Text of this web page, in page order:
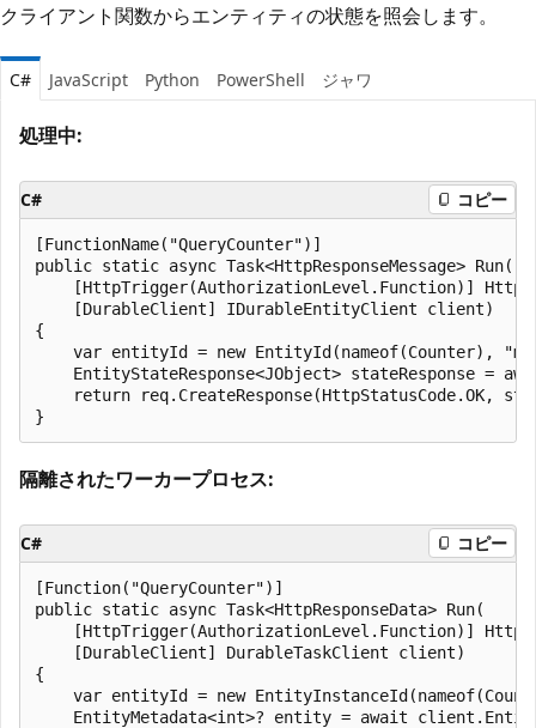
クライアント関数からエンティティの状態を照会します。
C# JavaScript Python PowerShell ジャワ
処理中:
C# コピー
[FunctionName("QueryCounter")]
public static async Task<HttpResponseMessage> Run(
[HttpTrigger(AuthorizationLevel.Function)]
    [DurableClient] IDurableEntityClient client)
{
var entityId = new EntityId(nameof(Counter),
EntityStateResponse<JObject> stateResponse =
return req.CreateResponse(HttpStatusCode.OK,
隔離されたワーカープロセス:
C# コピー
[Function("QueryCounter")]
public static async Task<HttpResponseData> Run(
[HttpTrigger(AuthorizationLevel.Function)]
    [DurableClient] DurableTaskClient client)
{
var entityId = new
EntityMetadata<int>? entity = await